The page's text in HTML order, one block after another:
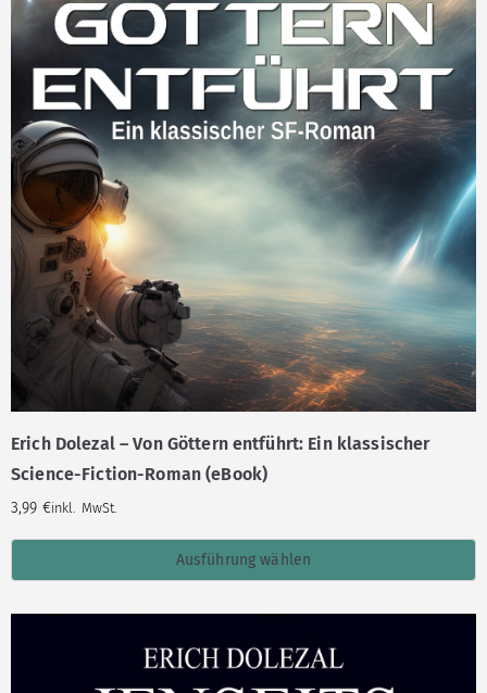
Erich Dolezal – Von Göttern entführt: Ein klassischer
Science-Fiction-Roman (eBook)
3,99 €inkl. MwSt.
Ausführung wählen